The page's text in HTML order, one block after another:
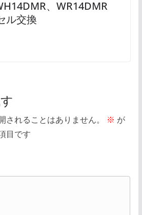
、WR14DMR
ル交換
されることはありません。 ※ が
目です